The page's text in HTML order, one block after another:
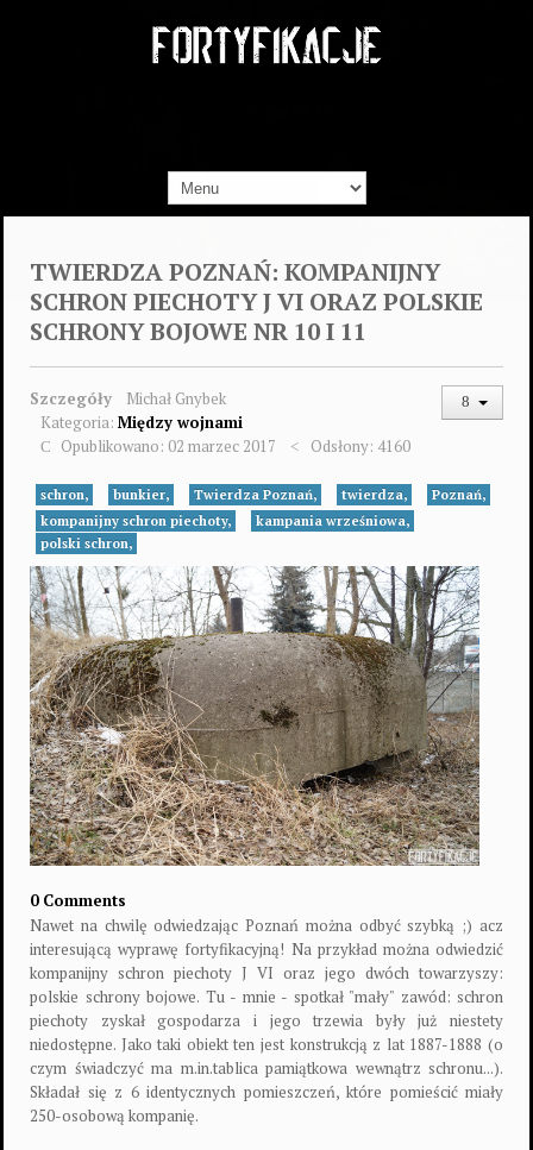
TWIERDZA POZNAŃ: KOMPANIJNY
SCHRON PIECHOTY J VI ORAZ POLSKIE
SCHRONY BOJOWE NR 10 I 11
Szczegóły
Michał Gnybek
Kategoria: Między wojnami
Opublikowano: 02 marzec 2017
Odsłony: 4160
schron, bunkier, Twierdza Poznań, twierdza,
Poznań,
kompanijny schron piechoty,
kampania wrześniowa,
polski schron,
0 Comments
Nawet na chwilę odwiedzając Poznań można odbyć szybką ;) acz
interesującą wyprawę fortyfikacyjną! Na przykład można odwiedzić
kompanijny schron piechoty J VI oraz jego dwóch towarzyszy:
polskie schrony bojowe. Tu - mnie - spotkał "mały" zawód: schron
piechoty zyskał gospodarza i jego trzewia były już niestety
niedostępne. Jako taki obiekt ten jest konstrukcją z lat 1887-1888 (o
czym świadczyć ma m.in.tablica pamiątkowa wewnątrz schronu...).
Składał się z 6 identycznych pomieszczeń, które pomieścić miały
250-osobową kompanię.